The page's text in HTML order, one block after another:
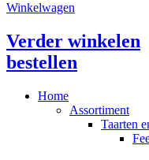
Winkelwagen
Verder winkelen
bestellen
Home
Assortiment
Taarten